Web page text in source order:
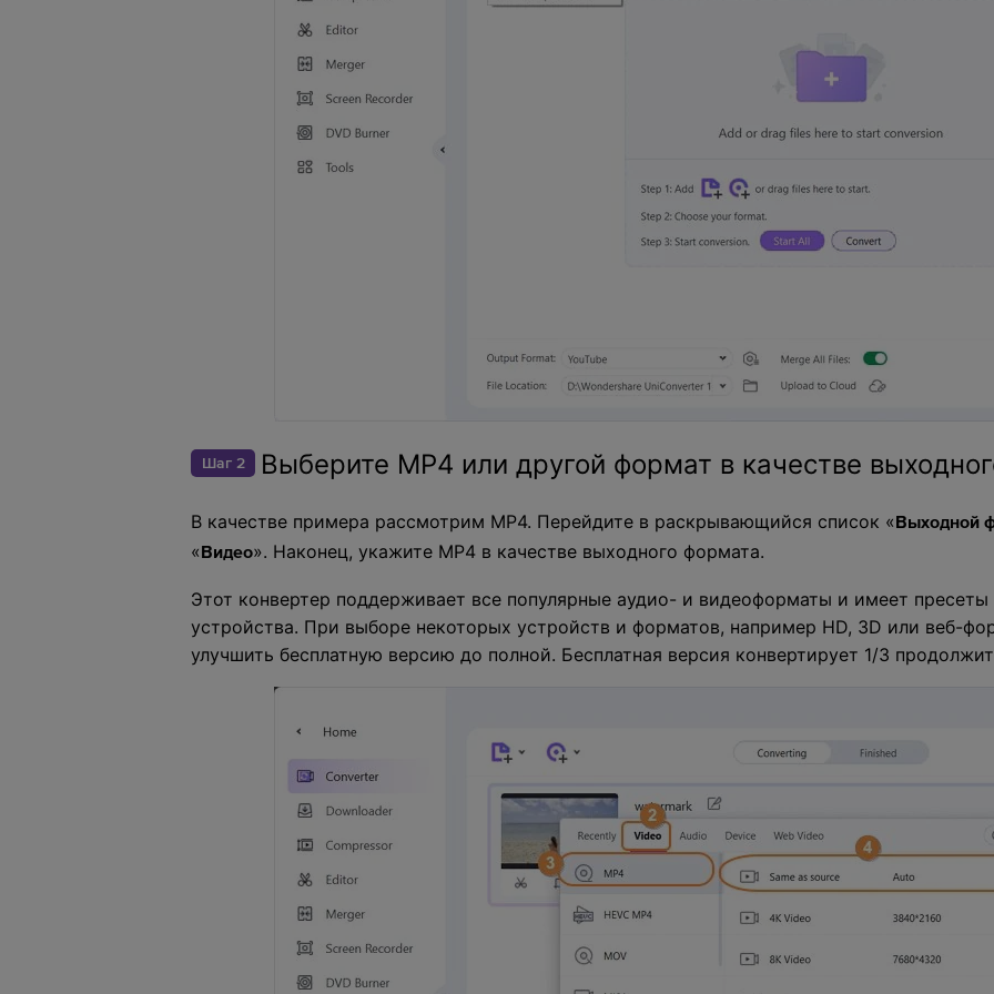
Шаг 2 Выберите MP4 или другой формат в качестве
В качестве примера рассмотрим MP4. Перейдите в раскрывающийся список « Выходной
« Видео». Наконец, укажите MP4 в качестве выходного формата.
Этот конвертер поддерживает все популярные аудио- и видеоформаты и имеет пресеты
устройства. При выборе некоторых устройств и форматов, например HD, 3D или веб-
улучшить бесплатную версию до полной. Бесплатная версия конвертирует 1/3